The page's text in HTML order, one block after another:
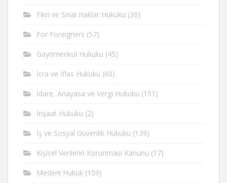
Fikri ve Sinai Haklar Hukuku (36)
For Foreigners (57)
Gayrimenkul Hukuku (45)
İcra ve İflas Hukuku (60)
İdare, Anayasa ve Vergi Hukuku (151)
İnşaat Hukuku (2)
İş ve Sosyal Güvenlik Hukuku (139)
Kişisel Verilerin Korunması Kanunu (17)
Medeni Hukuk (159)